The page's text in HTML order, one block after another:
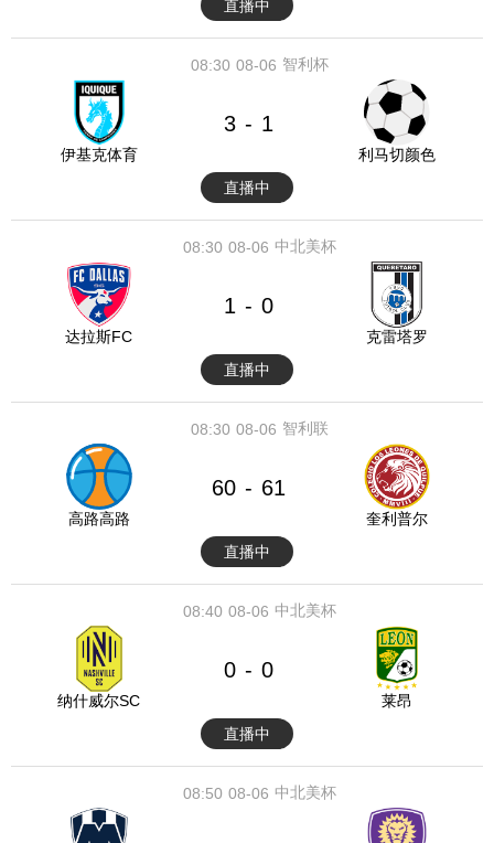
直播中
08-06
08:30 智利杯
伊基克体育
3 - 1
利马切颜色
直播中
08-06
08:30 中北美杯
达拉斯FC
1 - 0
克雷塔罗
直播中
08-06
08:30 智利联
高路高路
60 - 61
奎利普尔
直播中
08-06
08:40 中北美杯
纳什威尔SC
0 - 0
莱昂
直播中
08-06
08:50 中北美杯